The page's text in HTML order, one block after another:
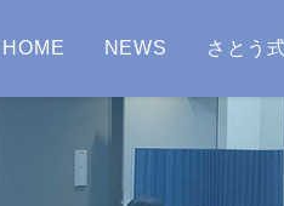
HOME NEWS さとう